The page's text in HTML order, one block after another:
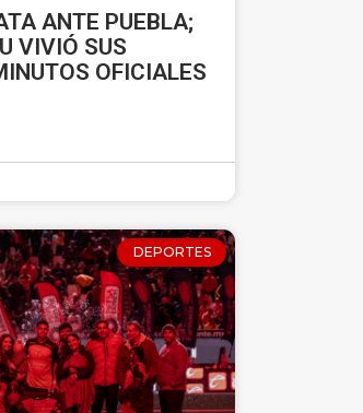
ANTE PUEBLA;
VIVIÓ SUS
OFICIALES
DEPORTES